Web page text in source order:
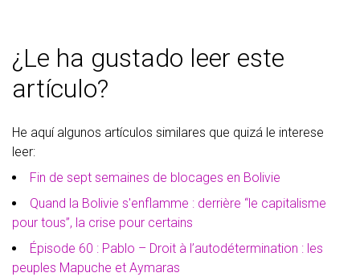
¿Le ha gustado leer este
artículo?
He aquí algunos artículos similares que quizá le interese
leer:
Fin de sept semaines de blocages en Bolivie
Quand la Bolivie s'enflamme : derrière “le capitalisme
pour tous”, la crise pour certains
Épisode 60 : Pablo – Droit à l’autodétermination : les
peuples Mapuche et Aymaras